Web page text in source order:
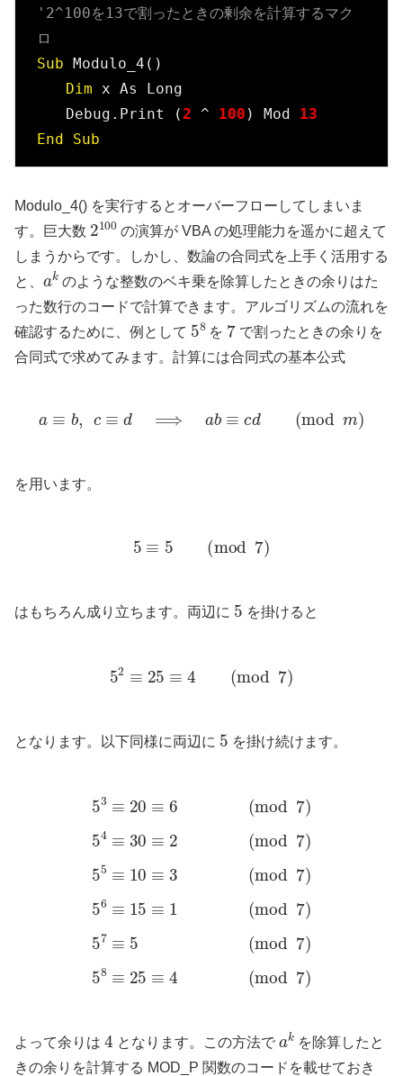
'2^100を13で割ったときの剰余を計算するマク
ロ
Sub Modulo_4()
Dim x As Long
Debug.Print (2 ^ 100 ) Mod 13
End
Sub
Modulo_4() を実行するとオーバーフローしてしまいま
す。巨大数
2100
の演算が VBA の処理能力を遥かに超えて
しまうからです。しかし、数論の合同式を上手く活用する
と、
k
のような整数のベキ乗を除算したときの余りはた
った数行のコードで計算できます。アルゴリズムの流れを
確認するために、例として
58
を
7
で割ったときの余りを
合同式で求めてみます。計算には合同式の基本公式
a≡ b ⟹ b≡ cd mod )
を用います。
5≡ mod7)
はもちろん成り立ちます。両辺に
5
を掛けると
52≡ ≡ mod
となります。以下同様に両辺に
5
を掛け続けます。
mod 7)5 30 7 5≡ 10
1(mod7 7≡ 5 25≡4
よって余りは
4
となります。この方法で
k
を除算したと
きの余りを計算する MOD_P 関数のコードを載せておき